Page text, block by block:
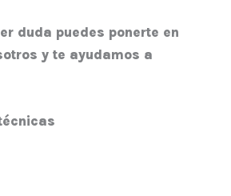
duda puedes ponerte en
y te ayudamos a